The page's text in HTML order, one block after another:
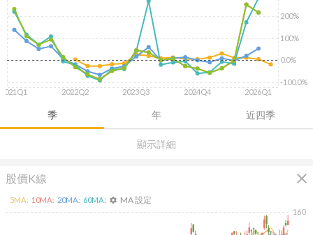
顯示詳細
季 年 近四季
2021Q1 2022Q2 2023Q3 2024Q4 2026Q1
-100.0%
0.0%
100%
200%
股價K線 close
160
5MA: 10MA: 20MA: 60MA: settings MA 設定